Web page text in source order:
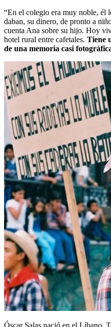
“En el colegio era muy noble, él
daban, su dinero, de pronto a
cuenta Ana sobre su hijo. Hoy
hotel rural entre cafetales. Tiene
de una memoria casi
Óscar Salas nació en el Líbano,